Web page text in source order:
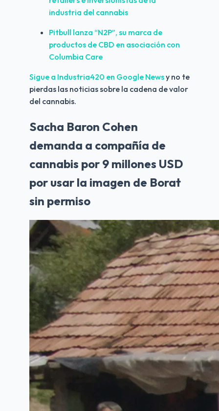
industria del cannabis
Pitbull lanza “N2P”, su marca de
productos de CBD en asociación con
Columbia Care
Sigue a Industria420 en Google News y no te
pierdas las noticias sobre la cadena de valor
del cannabis.
Sacha Baron Cohen
demanda a compañía de
cannabis por 9 millones USD
por usar la imagen de Borat
sin permiso